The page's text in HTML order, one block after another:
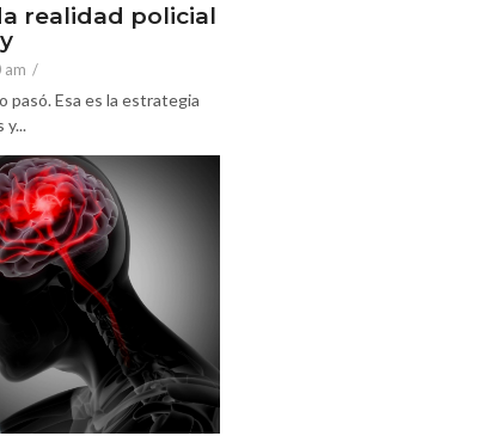
realidad policial
/
pasó. Esa es la estrategia
y...